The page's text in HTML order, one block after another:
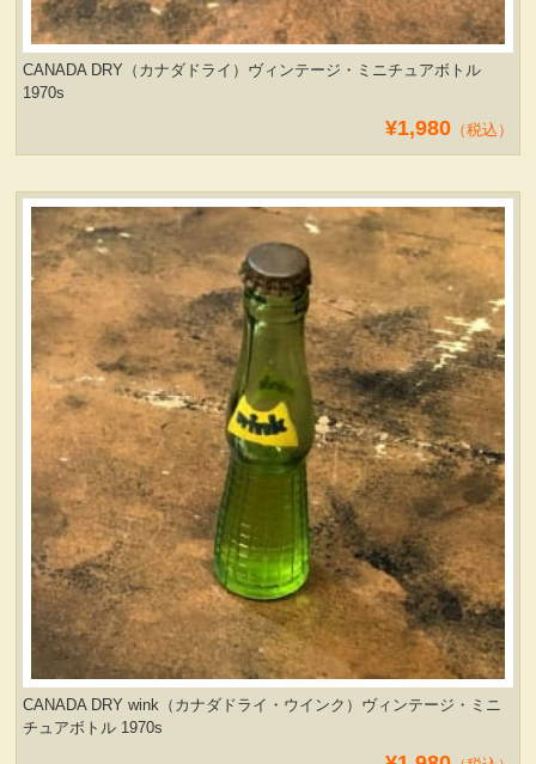
カンパニー・グッズ
服飾小物雑貨
CANADA DRY（カナダドライ）ヴィンテージ・ミニチュアボトル
1970s
¥1,980（税込）
CANADA DRY wink（カナダドライ・ウインク）ヴィンテージ・ミニ
チュアボトル 1970s